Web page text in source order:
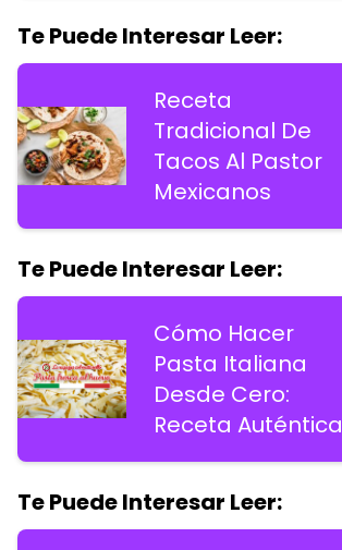
Te Puede Interesar Leer:
Receta
Tradicional De
Tacos Al Pastor
Mexicanos
Te Puede Interesar Leer:
Cómo Hacer
Pasta Italiana
Desde Cero:
Receta Auténtica
Te Puede Interesar Leer: